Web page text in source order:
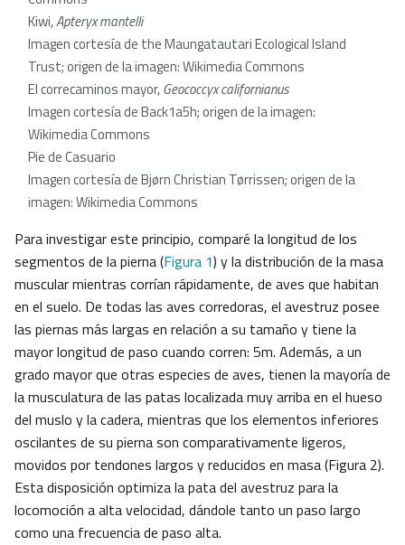
Kiwi,Apteryx mantelli
Imagen cortesía de the Maungatautari Ecological Island
Trust; origen de la imagen: Wikimedia Commons
El correcaminos mayor,Geococcyx californianus
Imagen cortesía de Back1a5h; origen de la imagen:
Wikimedia Commons
Pie de Casuario
Imagen cortesía de Bjørn Christian Tørrissen; origen de la
imagen: Wikimedia Commons
Para investigar este principio, comparé la longitud de los
segmentos de la pierna (Figura 1) y la distribución de la masa
muscular mientras corrían rápidamente, de aves que habitan
en el suelo. De todas las aves corredoras, el avestruz posee
las piernas más largas en relación a su tamaño y tiene la
mayor longitud de paso cuando corren: 5m. Además, a un
grado mayor que otras especies de aves, tienen la mayoría de
la musculatura de las patas localizada muy arriba en el hueso
del muslo y la cadera, mientras que los elementos inferiores
oscilantes de su pierna son comparativamente ligeros,
movidos por tendones largos y reducidos en masa (Figura 2).
Esta disposición optimiza la pata del avestruz para la
locomoción a alta velocidad, dándole tanto un paso largo
como una frecuencia de paso alta.